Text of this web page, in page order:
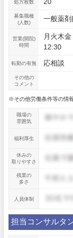
処方枚数
募集職種
(人数)
一般薬
営業(開院)
時間
月火木
12:30
転勤の有無 応相談
その他の
コメント
※その他労働条件等の情
職場の
雰囲気
福利厚生
休みの
取りやすさ
残業の
多さ
人員体制
担当コンサルタ